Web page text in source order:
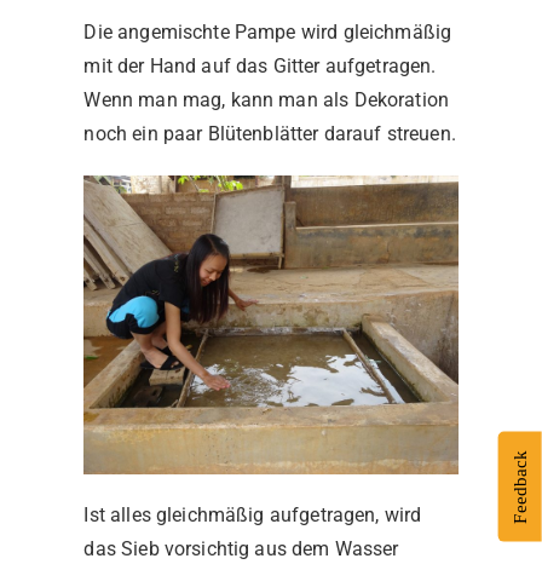
Die angemischte Pampe wird gleichmäßig
mit der Hand auf das Gitter aufgetragen.
Wenn man mag, kann man als Dekoration
noch ein paar Blütenblätter darauf streuen.
Ist alles gleichmäßig aufgetragen, wird
das Sieb vorsichtig aus dem Wasser
Feedback